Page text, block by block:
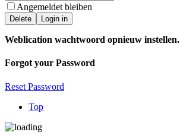
Angemeldet bleiben
Delete Login in
Weblication wachtwoord opnieuw instellen.
Forgot your Password
Reset Password
Top